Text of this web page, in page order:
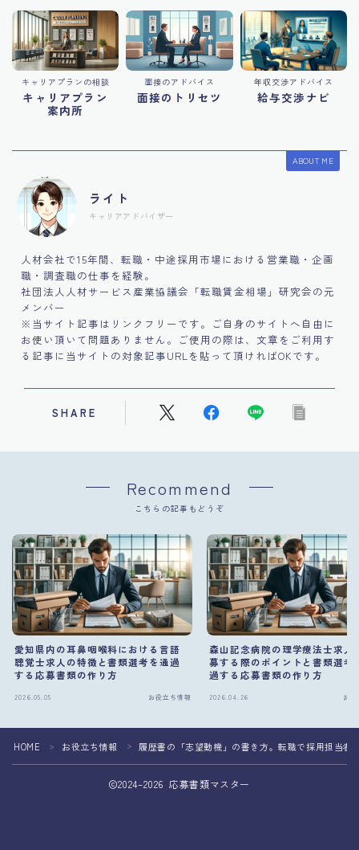
キャリアプランの相談
キャリアプラン
案内所
面接のアドバイス
面接のトリセツ
年収交渉アドバイス
給与交渉ナビ
ABOUT ME
ライト
キャリアアドバイザー
人材会社で15年間、転職・中途採用市場における営業職・企画
職・調査職の仕事を経験。
社団法人人材サービス産業協議会「転職賃金相場」研究会の元
メンバー
※当サイト記事はリンクフリーです。ご自身のサイトへ自由に
お使い頂いて問題ありません。ご使用の際は、文章をご利用す
る記事に当サイトの対象記事URLを貼って頂ければOKです。
SHARE
Recommend
こちらの記事もどうぞ
愛知県内の耳鼻咽喉科における言語
聴覚士求人の特徴と書類選考を通過
する応募書類の作り方
2026.05.05 お役立ち情報
森山記念病院の理学療法士求人
募する際のポイントと書類選考
過する応募書類の作り方
2026.04.26 お
HOME ＞ お役立ち情報 ＞ 履歴書の「志望動機」の書き方。転職で採用担当者
2024–2026 応募書類マスター